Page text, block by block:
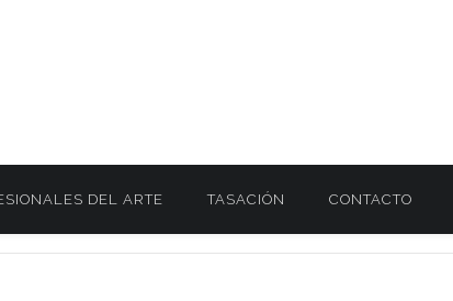
DEL ARTE TASACIÓN CONTACTO